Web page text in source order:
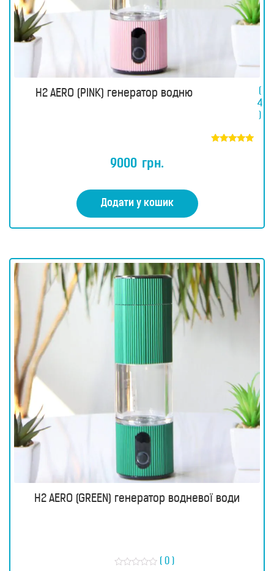
H2 AERO (PINK) генератор водню
(
4
)
9000 грн.
Додати у кошик
H2 AERO (GREEN) генератор водневої води
( 0 )